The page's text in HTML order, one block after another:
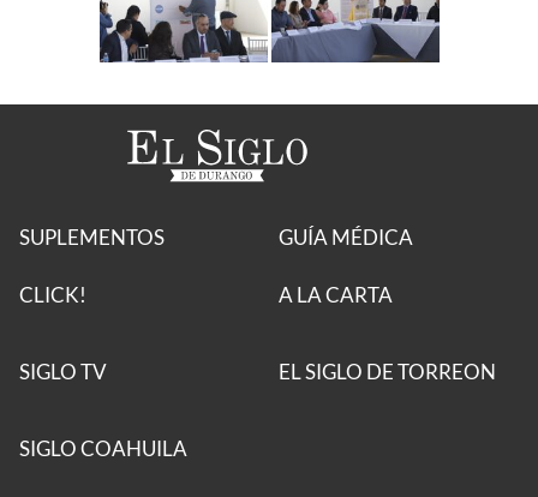
SUPLEMENTOS
CLICK!
GUÍA MÉDICA
A LA CARTA
SIGLO TV EL SIGLO DE TORREON
SIGLO COAHUILA